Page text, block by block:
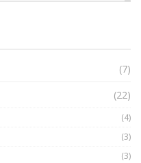
sự kiện ảnh hưởng
mã hoá | Phổ cập
(7)
(22)
(4)
(3)
(3)